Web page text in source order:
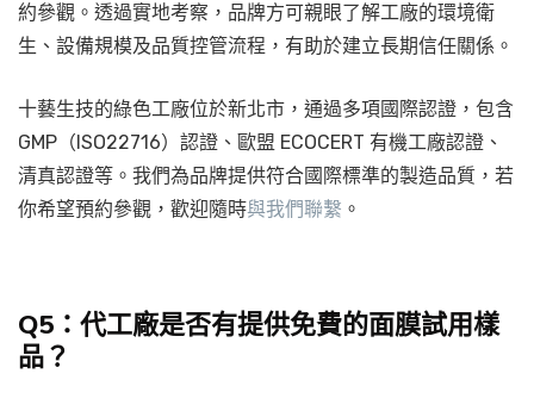
約參觀。透過實地考察，品牌方可親眼了解工廠的環境衛
生、設備規模及品質控管流程，有助於建立長期信任關係。
十藝生技的綠色工廠位於新北市，通過多項國際認證，包含
GMP（ISO22716）認證、歐盟 ECOCERT 有機工廠認證、
清真認證等。我們為品牌提供符合國際標準的製造品質，若
你希望預約參觀，歡迎隨時與我們聯繫 。
Q5：代工廠是否有提供免費的面膜試用樣
品？